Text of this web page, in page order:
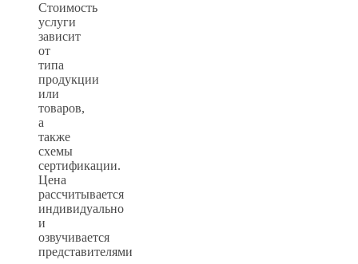
Стоимость
услуги
зависит
от
типа
продукции
или
товаров,
а
также
схемы
сертификации.
Цена
рассчитывается
индивидуально
и
озвучивается
представителями